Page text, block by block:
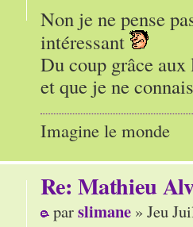
Non je ne pense
intéressant
Du coup grâce
et que je ne
Imagine le monde
Re: Mathieu
parslimane » Jeu